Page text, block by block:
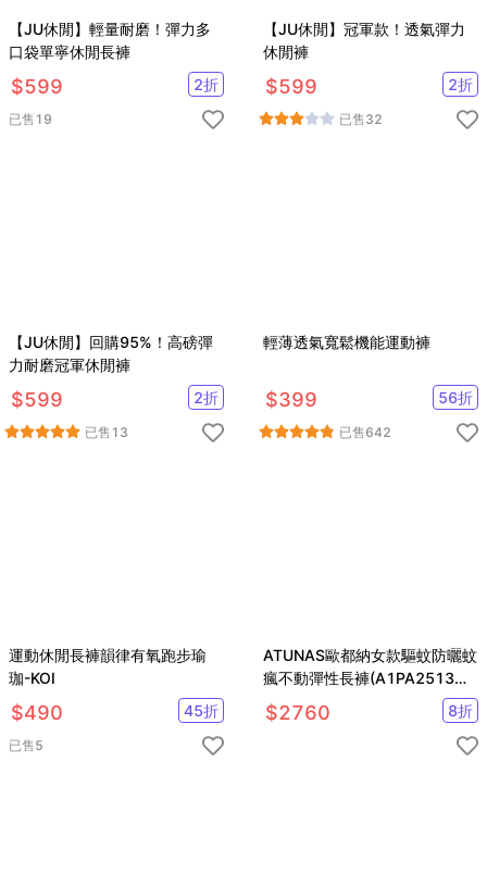
【JU休閒】輕量耐磨！彈力多
口袋單寧休閒長褲
$599 2折
已售 19
【JU休閒】冠軍款！透氣彈力
休閒褲
$599 2折
已售32
【JU休閒】回購95%！高磅彈
力耐磨冠軍休閒褲
$599 2折
已售 13
輕薄透氣寬鬆機能運動褲
$399 56折
已售642
運動休閒長褲韻律有氧跑步瑜
珈-KOI
$490 45折
已售5
ATUNAS歐都納女款驅蚊防曬蚊
瘋不動彈性長褲(A1PA2513W
鐵褐/機能長褲/防蚊褲)
$2760 8折